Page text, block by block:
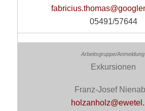
05491/57644
Exkursionen
Franz-Josef